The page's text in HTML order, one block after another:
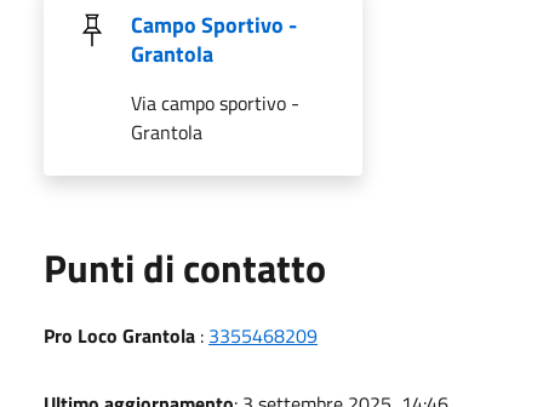
Campo Sportivo -
Grantola
Via campo sportivo -
Grantola
Punti di contatto
Pro Loco Grantola : 3355468209